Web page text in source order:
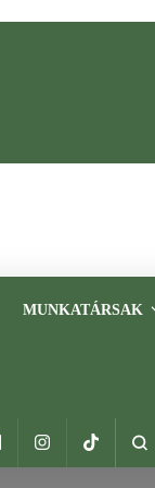
MUNKATÁRSAK